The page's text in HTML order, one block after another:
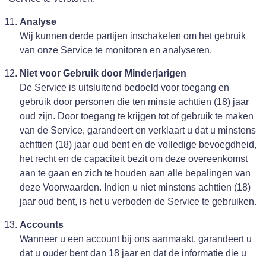
Analyse
Wij kunnen derde partijen inschakelen om het gebruik
van onze Service te monitoren en analyseren.
Niet voor Gebruik door Minderjarigen
De Service is uitsluitend bedoeld voor toegang en
gebruik door personen die ten minste achttien (18) jaar
oud zijn. Door toegang te krijgen tot of gebruik te maken
van de Service, garandeert en verklaart u dat u minstens
achttien (18) jaar oud bent en de volledige bevoegdheid,
het recht en de capaciteit bezit om deze overeenkomst
aan te gaan en zich te houden aan alle bepalingen van
deze Voorwaarden. Indien u niet minstens achttien (18)
jaar oud bent, is het u verboden de Service te gebruiken.
Accounts
Wanneer u een account bij ons aanmaakt, garandeert u
dat u ouder bent dan 18 jaar en dat de informatie die u